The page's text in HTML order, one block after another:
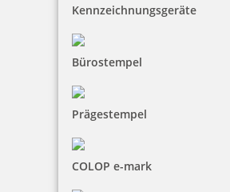
Kennzeichnungsgeräte
Bürostempel
Prägestempel
COLOP e-mark